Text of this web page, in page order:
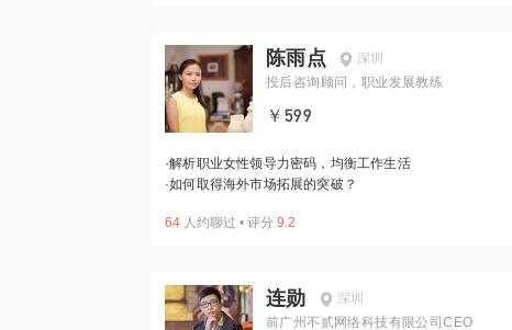
陈雨点
深圳
投后咨询顾问，职业发展教练
￥599
·解析职业女性领导力密码，均衡工作生活
·如何取得海外市场拓展的突破？
64 人约聊过 • 评分 9.2
连勋
深圳
前广州不贰网络科技有限公司CEO